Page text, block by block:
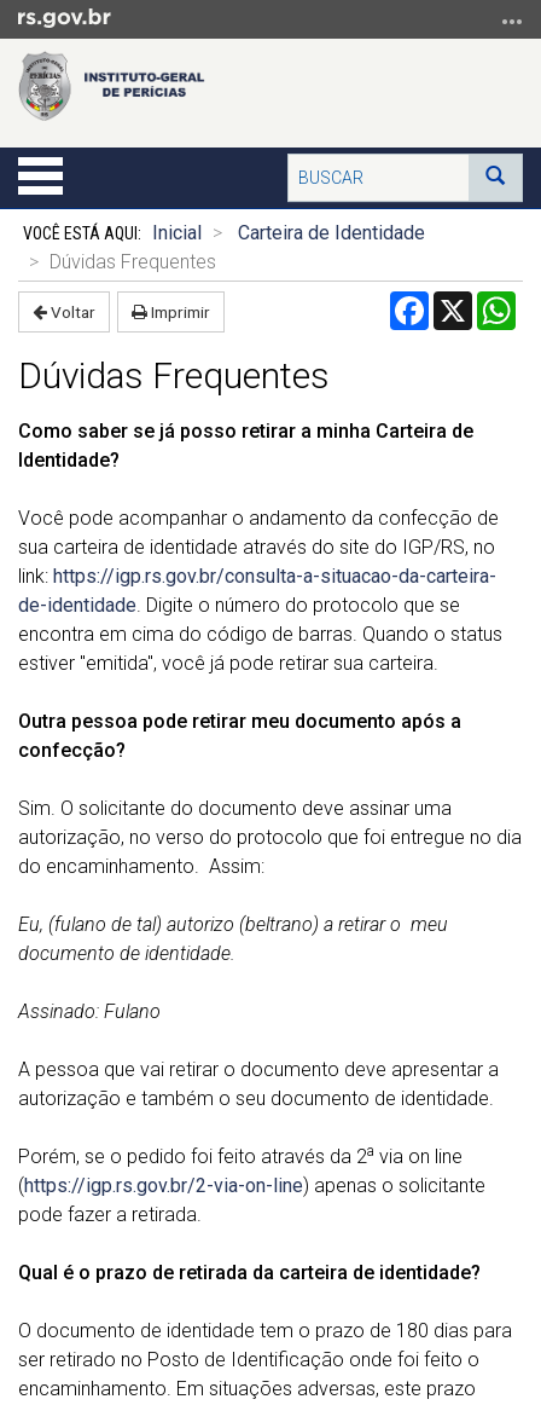
para
conteúdo
para
menu
para
busca
Alterna
a
navegação
Buscar
Início
conteúdo
Inicial
Carteira de Identidade
Dúvidas Frequentes
Voltar Imprimir Facebook
X
Dúvidas Frequentes
Como saber se já posso retirar a minha Carteira de
Identidade?
Você pode acompanhar o andamento da confecção de
sua carteira de identidade através do site do IGP/RS, no
link: https://igp.rs.gov.br/consulta-a-situacao-da-carteira-
de-identidade. Digite o número do protocolo que se
encontra em cima do código de barras. Quando o status
estiver "emitida", você já pode retirar sua carteira.
Outra pessoa pode retirar meu documento após a
confecção?
Sim. O solicitante do documento deve assinar uma
autorização, no verso do protocolo que foi entregue no dia
do encaminhamento. Assim:
Eu, (fulano de tal) autorizo (beltrano) a retirar o meu
documento de identidade.
Assinado: Fulano
A pessoa que vai retirar o documento deve apresentar a
autorização e também o seu documento de identidade.
Porém, se o pedido foi feito através da 2a via on line
(https://igp.rs.gov.br/2-via-on-line) apenas o solicitante
pode fazer a retirada.
Qual é o prazo de retirada da carteira de identidade?
O documento de identidade tem o prazo de 180 dias para
ser retirado no Posto de Identificação onde foi feito o
encaminhamento. Em situações adversas, este prazo